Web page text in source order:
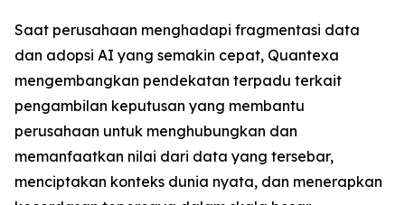
Saat perusahaan menghadapi fragmentasi data
dan adopsi AI yang semakin cepat, Quantexa
mengembangkan pendekatan terpadu terkait
pengambilan keputusan yang membantu
perusahaan untuk menghubungkan dan
memanfaatkan nilai dari data yang tersebar,
menciptakan konteks dunia nyata, dan menerapkan